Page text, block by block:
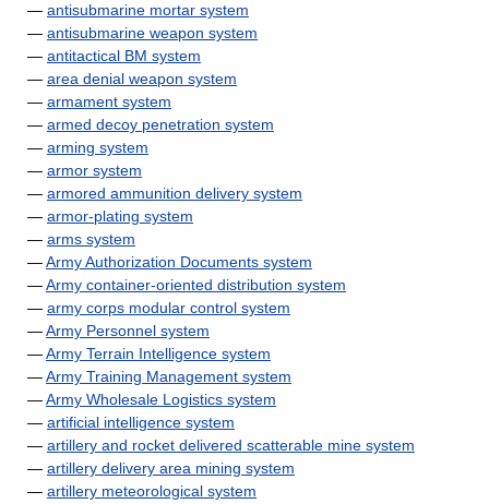
— antisubmarine mortar system
— antisubmarine weapon system
— antitactical BM system
— area denial weapon system
— armament system
— armed decoy penetration system
— arming system
— armor system
— armored ammunition delivery system
— armor-plating system
— arms system
—Army Authorization Documents system
—Army container-oriented distribution system
— army corps modular control system
—Army Personnel system
—Army Terrain Intelligence system
—Army Training Management system
—Army Wholesale Logistics system
— artificial intelligence system
— artillery and rocket delivered scatterable mine system
— artillery delivery area mining system
— artillery meteorological system